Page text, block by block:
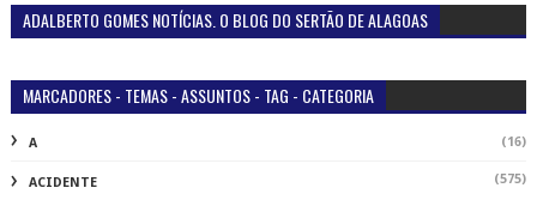
ADALBERTO GOMES NOTÍCIAS. O BLOG DO SERTÃO DE ALAGOAS
MARCADORES - TEMAS - ASSUNTOS - TAG - CATEGORIA
A (16)
ACIDENTE (575)